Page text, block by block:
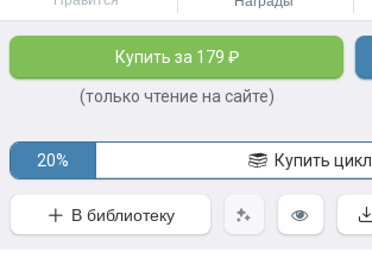
Купить за 179 ₽
(только чтение на сайте)
20% Купить цикл
В библиотеку